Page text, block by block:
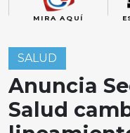
MIRA AQUÍ
SALUD
Anuncia
Salud